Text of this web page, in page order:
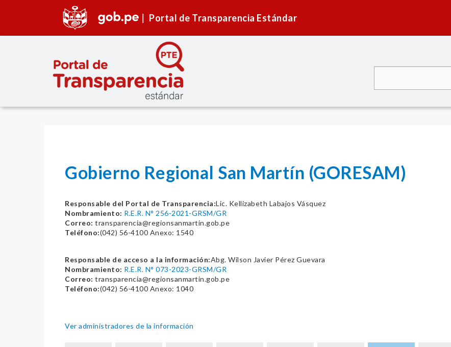
Portal de Transparencia Estándar
Gobierno Regional San Martín (GORESAM)
Responsable del Portal de Transparencia:Lic. Kellizabeth Labajos Vásquez
Nombramiento: R.E.R. N° 256-2021-GRSM/GR
Correo: transparencia@regionsanmartin.gob.pe
Teléfono:(042) 56-4100 Anexo: 1540
Responsable de acceso a la información:Abg. Wilson Javier Pérez Guevara
Nombramiento: R.E.R. N° 073-2023-GRSM/GR
Correo: transparencia@regionsanmartin.gob.pe
Teléfono:(042) 56-4100 Anexo: 1040
Ver administradores de la información